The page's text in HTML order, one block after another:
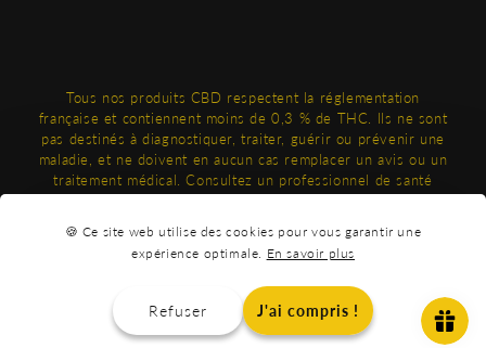
🍪 Ce site web utilise des cookies pour vous garantir une
expérience optimale. En savoir plus
Refuser J'ai compris !
Tous nos produits CBD respectent la réglementation
française et contiennent moins de 0,3 % de THC. Ils ne sont
pas destinés à diagnostiquer, traiter, guérir ou prévenir une
maladie, et ne doivent en aucun cas remplacer un avis ou un
traitement médical. Consultez un professionnel de santé
adultes.
© 2026, OXYG'N®.